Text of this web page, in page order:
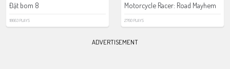
Đặt bom 8
18663 PLAYS
Motorcycle Racer: Road Mayhem
2760 PLAYS
ADVERTISEMENT